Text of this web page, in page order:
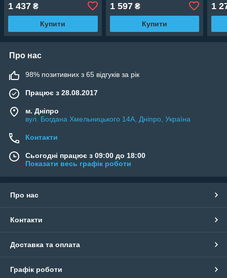
1 437 ₴
Купити
1 597₴
Купити
1
Про нас
98% позитивних з 65 відгуків за рік
Працює з 28.08.2017
м. Дніпро
вул. Богдана Хмельницького 14А, Дніпро, Україна
Контакти
Сьогодні працює з 09:00 до 18:00
Показати весь графік роботи
Про нас
Контакти
Доставка та оплата
Графік роботи